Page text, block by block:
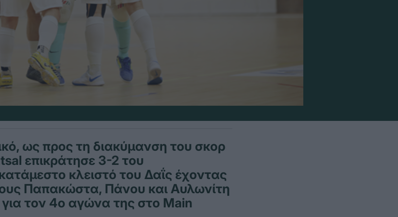
ως προς τη διακύμανση του σκορ
επικράτησε 3-2 του
κλειστό του Δαΐς έχοντας
Παπακώστα, Πάνου και Αυλωνίτη
τον 4ο αγώνα της στο Main